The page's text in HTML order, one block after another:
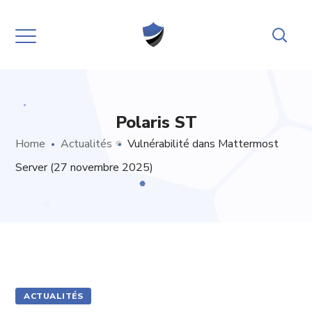
Polaris ST
Home Actualités
Vulnérabilité dans Mattermost
Server (27 novembre 2025)
ACTUALITÉS